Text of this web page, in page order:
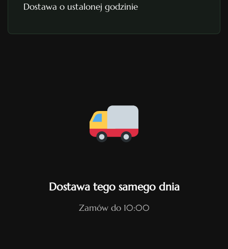
Dostawa o ustalonej godzinie
Dostawa tego samego dnia
Zamów do 10:00